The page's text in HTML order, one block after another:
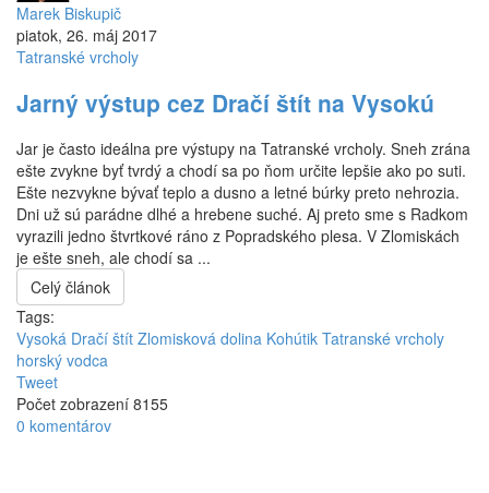
Marek Biskupič
piatok, 26. máj 2017
Tatranské vrcholy
Jarný výstup cez Dračí štít na Vysokú
Jar je často ideálna pre výstupy na Tatranské vrcholy. Sneh zrána
ešte zvykne byť tvrdý a chodí sa po ňom určite lepšie ako po suti.
Ešte nezvykne bývať teplo a dusno a letné búrky preto nehrozia.
Dni už sú parádne dlhé a hrebene suché. Aj preto sme s Radkom
vyrazili jedno štvrtkové ráno z Popradského plesa. V Zlomiskách
je ešte sneh, ale chodí sa ...
Celý článok
Tags:
Vysoká Dračí štít Zlomisková dolina Kohútik Tatranské vrcholy
horský vodca
Tweet
Počet zobrazení 8155
0 komentárov